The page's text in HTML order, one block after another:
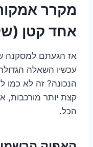
אחד קטן
אז הגעתם למסקנה
עכשיו השאלה
הנכונה? זה לא כמו
קצת יותר מורכבות,
הכל.